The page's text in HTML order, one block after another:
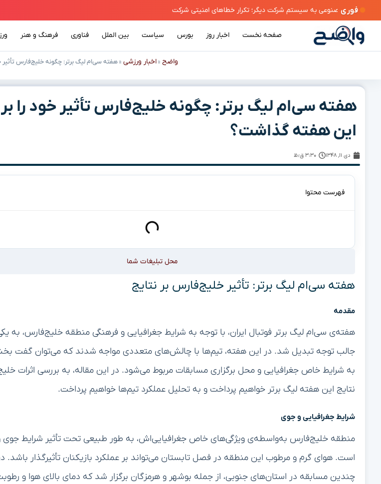
فوری
صفحه نخست اخبار روز بورس سیاست بین الملل فناوری فرهنگ و هنر
واضح »اخبار ورزشی »هفته سی‌ام لیگ برتر: چگونه خلیج‌فارس
هفته سی‌ام لیگ برتر: چگونه خلیج‌فارس تأثیر خود را بر
این هفته گذاشت؟
دی ۱۱, ۱۳۴۸ ۳:۳۰ ق٫ظ
فهرست محتوا
محل تبلیغات شما
هفته سی‌ام لیگ برتر: تأثیر خلیج‌فارس بر نتایج
مقدمه
هفته‌ی سی‌ام لیگ برتر فوتبال ایران، با توجه به شرایط جغرافیایی و فرهنگی منطقه خلیج‌فارس، به
جالب توجه تبدیل شد. در این هفته، تیم‌ها با چالش‌های متعددی مواجه شدند که می‌توان گفت
به شرایط خاص جغرافیایی و محل برگزاری مسابقات مربوط می‌شود. در این مقاله، به بررسی اثرات
نتایج این هفته لیگ برتر خواهیم پرداخت و به تحلیل عملکرد تیم‌ها خواهیم پرداخت.
شرایط جغرافیایی و جوی
منطقه خلیج‌فارس به‌واسطه‌ی ویژگی‌های خاص جغرافیایی‌اش، به طور طبیعی تحت تأثیر شرایط جوی
است. هوای گرم و مرطوب این منطقه در فصل تابستان می‌تواند بر عملکرد بازیکنان تأثیرگذار باشد.
چندین مسابقه در استان‌های جنوبی، از جمله بوشهر و هرمزگان برگزار شد که دمای بالای هوا و